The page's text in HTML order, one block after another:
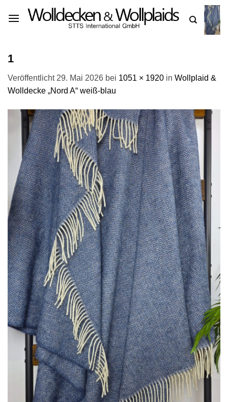
Inhalt
1
Veröffentlicht 29. Mai 2026 bei 1051 × 1920 in Wollplaid &
Wolldecke „Nord A“ weiß-blau